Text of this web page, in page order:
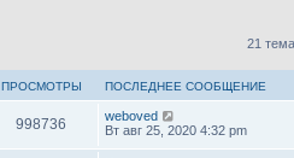
21
ПРОСМОТРЫ ПОСЛЕДНЕЕ СООБЩЕНИЕ
998736
weboved
Вт авг 25, 2020 4:32 pm